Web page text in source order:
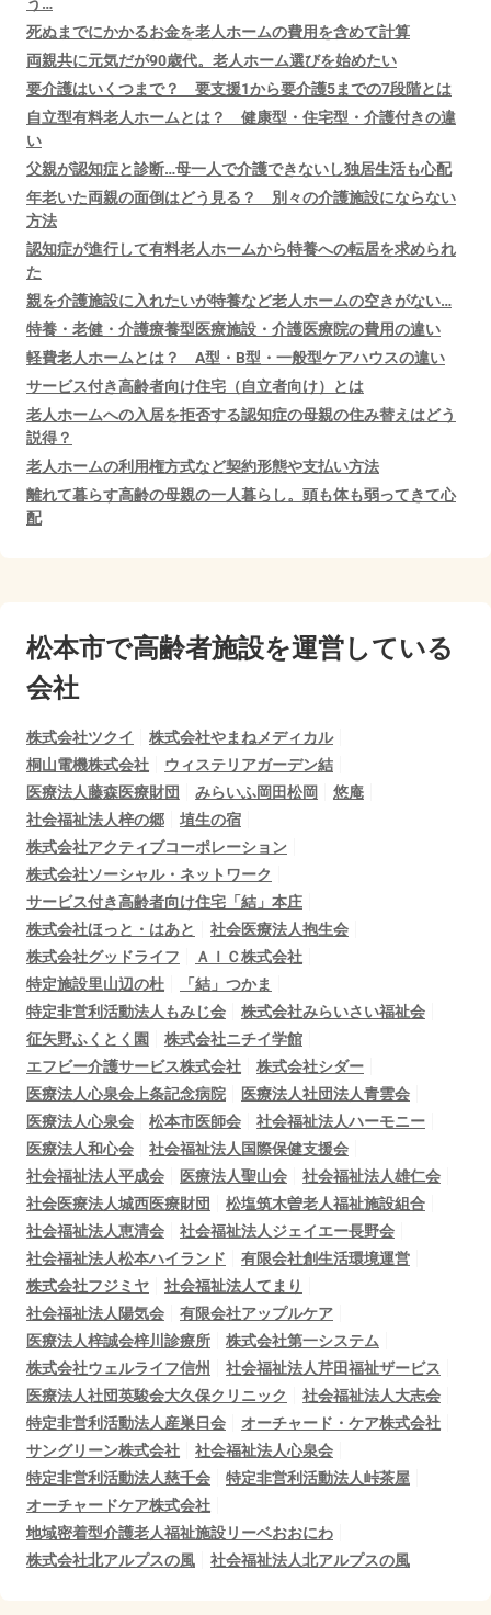
う…
死ぬまでにかかるお金を老人ホームの費用を含めて計算
両親共に元気だが90歳代。老人ホーム選びを始めたい
要介護はいくつまで？ 要支援1から要介護5までの7段階とは
自立型有料老人ホームとは？ 健康型・住宅型・介護付きの違
い
父親が認知症と診断…母一人で介護できないし独居生活も心配
年老いた両親の面倒はどう見る？ 別々の介護施設にならない
方法
認知症が進行して有料老人ホームから特養への転居を求められ
た
親を介護施設に入れたいが特養など老人ホームの空きがない…
特養・老健・介護療養型医療施設・介護医療院の費用の違い
軽費老人ホームとは？ A型・B型・一般型ケアハウスの違い
サービス付き高齢者向け住宅（自立者向け）とは
老人ホームへの入居を拒否する認知症の母親の住み替えはどう
説得？
老人ホームの利用権方式など契約形態や支払い方法
離れて暮らす高齢の母親の一人暮らし。頭も体も弱ってきて心
配
松本市で高齢者施設を運営している
会社
株式会社ツクイ
株式会社やまねメディカル
桐山電機株式会社
ウィステリアガーデン結
医療法人藤森医療財団
みらいふ岡田松岡
悠庵
社会福祉法人梓の郷
埴生の宿
株式会社アクティブコーポレーション
株式会社ソーシャル・ネットワーク
サービス付き高齢者向け住宅「結」本庄
株式会社ほっと・はあと
社会医療法人抱生会
株式会社グッドライフ
ＡＩＣ株式会社
特定施設里山辺の杜
「結」つかま
特定非営利活動法人もみじ会
株式会社みらいさい福祉会
征矢野ふくとく園
株式会社ニチイ学館
エフビー介護サービス株式会社
株式会社シダー
医療法人心泉会上条記念病院
医療法人社団法人青雲会
医療法人心泉会
松本市医師会
社会福祉法人ハーモニー
医療法人和心会
社会福祉法人国際保健支援会
社会福祉法人平成会
医療法人聖山会
社会福祉法人雄仁会
社会医療法人城西医療財団
松塩筑木曽老人福祉施設組合
社会福祉法人恵清会
社会福祉法人ジェイエー長野会
社会福祉法人松本ハイランド
有限会社創生活環境運営
株式会社フジミヤ
社会福祉法人てまり
社会福祉法人陽気会
有限会社アップルケア
医療法人梓誠会梓川診療所
株式会社第一システム
株式会社ウェルライフ信州
社会福祉法人芹田福祉ザービス
医療法人社団英駿会大久保クリニック
社会福祉法人大志会
特定非営利活動法人産巣日会
オーチャード・ケア株式会社
サングリーン株式会社
社会福祉法人心泉会
特定非営利活動法人慈千会
特定非営利活動法人峠茶屋
オーチャードケア株式会社
地域密着型介護老人福祉施設リーベおおにわ
株式会社北アルプスの風
社会福祉法人北アルプスの風